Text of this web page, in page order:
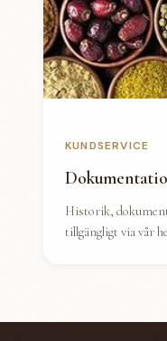
KUNDSERVICE
Historik,
tillgängligt via vår